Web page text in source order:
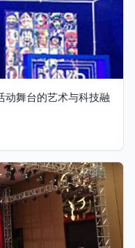
动舞台的艺术与科技融